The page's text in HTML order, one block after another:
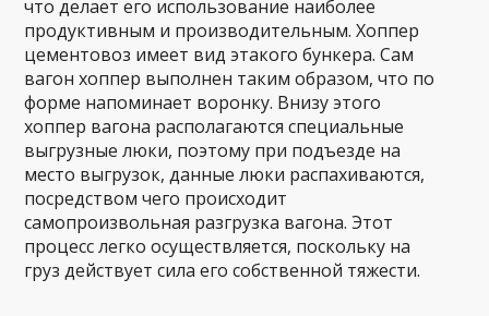
что делает его использование наиболее
продуктивным и производительным. Хоппер
цементовоз имеет вид этакого бункера. Сам
вагон хоппер выполнен таким образом, что по
форме напоминает воронку. Внизу этого
хоппер вагона располагаются специальные
выгрузные люки, поэтому при подъезде на
место выгрузок, данные люки распахиваются,
посредством чего происходит
самопроизвольная разгрузка вагона. Этот
процесс легко осуществляется, поскольку на
груз действует сила его собственной тяжести.